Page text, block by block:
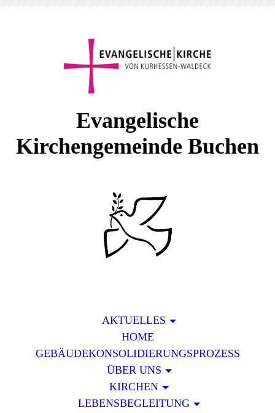
Evangelische
Kirchengemeinde Buchen
AKTUELLES
HOME
GEBÄUDEKONSOLIDIERUNGSPROZESS
ÜBER UNS
KIRCHEN
LEBENSBEGLEITUNG